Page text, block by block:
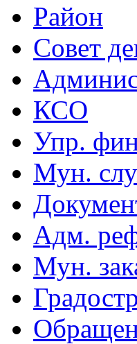
Район
Совет
КСО
Упр.
Мун.
Адм.
Мун.